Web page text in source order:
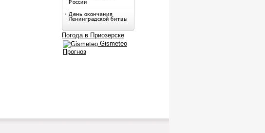
Погода в Приозерске
Gismeteo
Прогноз